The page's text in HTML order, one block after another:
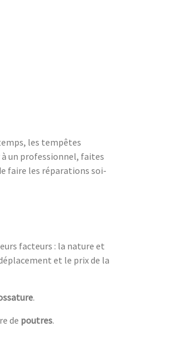
les tempêtes
à un professionnel, faites
faire les réparations soi-
facteurs : la nature et
et le prix de la
.
de poutres.